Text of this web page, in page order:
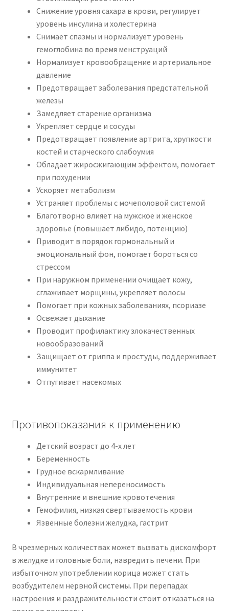
Снижение уровня сахара в крови, регулирует
уровень инсулина и холестерина
Снимает спазмы и нормализует уровень
гемоглобина во время менструаций
Нормализует кровообращение и артериальное
давление
Предотвращает заболевания предстательной
железы
Замедляет старение организма
Укрепляет сердце и сосуды
Предотвращает появление артрита, хрупкости
костей и старческого слабоумия
Обладает жиросжигающим эффектом, помогает
при похудении
Ускоряет метаболизм
Устраняет проблемы с мочеполовой системой
Благотворно влияет на мужское и женское
здоровье (повышает либидо, потенцию)
Приводит в порядок гормональный и
эмоциональный фон, помогает бороться со
стрессом
При наружном применении очищает кожу,
сглаживает морщины, укрепляет волосы
Помогает при кожных заболеваниях, псориазе
Освежает дыхание
Проводит профилактику злокачественных
новообразований
Защищает от гриппа и простуды, поддерживает
иммунитет
Отпугивает насекомых
Противопоказания к применению
Детский возраст до 4-х лет
Беременность
Грудное вскармливание
Индивидуальная непереносимость
Внутренние и внешние кровотечения
Гемофилия, низкая свертываемость крови
Язвенные болезни желудка, гастрит
В чрезмерных количествах может вызвать дискомфорт
в желудке и головные боли, навредить печени. При
избыточном употреблении корица может стать
возбудителем нервной системы. При перепадах
настроения и раздражительности стоит отказаться на